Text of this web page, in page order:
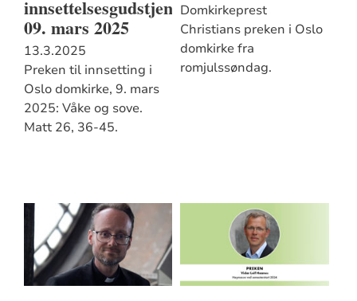
innsettelsesgudstjeneste
09. mars 2025
13.3.2025
Preken til innsetting i
Oslo domkirke, 9. mars
2025: Våke og sove.
Matt 26, 36-45.
Domkirkeprest
Christians preken i Oslo
domkirke fra
romjulssøndag.